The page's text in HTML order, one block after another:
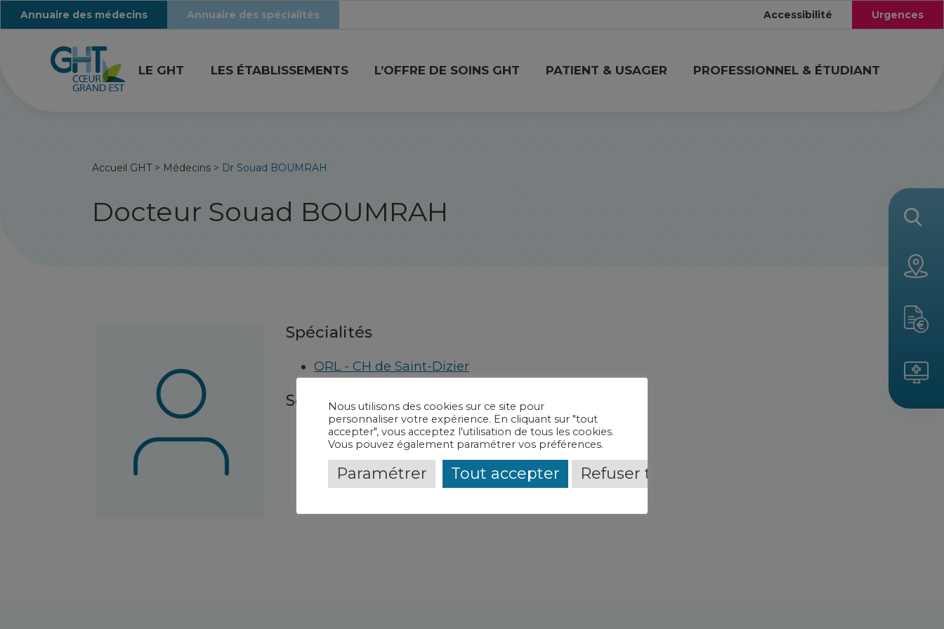
Annuaire des médecins Annuaire des spécialités Accessibilité Urgences
LE GHT LES ÉTABLISSEMENTS L’OFFRE DE SOINS GHT PATIENT & USAGER PROFESSIONNEL & ÉTUDIANT
Accueil GHT> Médecins > Dr Souad BOUMRAH
Docteur Souad BOUMRAH
Spécialités
ORL - CH de Saint-Dizier
Service(s) et contact(s)
Otorhinolaryngologie (ORL)-CH de Saint-Dizier
Nous utilisons des cookies sur ce site pour
personnaliser votre expérience. En cliquant sur "tout
accepter", vous acceptez l'utilisation de tous les cookies.
Vous pouvez également paramétrer vos préférences.
Paramétrer Tout accepter Refuser tout